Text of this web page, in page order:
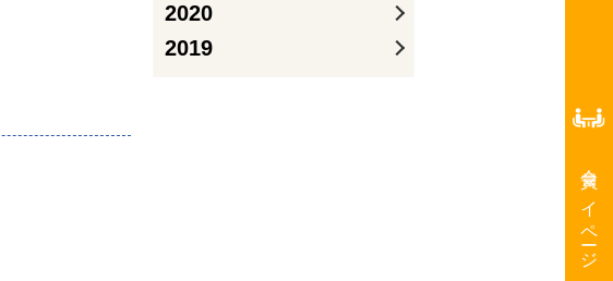
会員マイページ
2020
2019